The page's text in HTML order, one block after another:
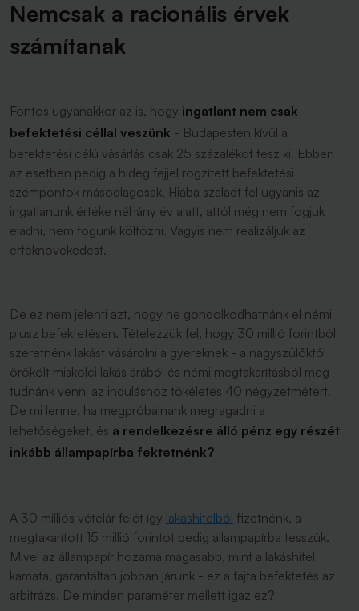
Nemcsak a racionális érvek
számítanak
Fontos ugyanakkor az is, hogy ingatlant nem csak
befektetési céllal veszünk - Budapesten kívül a
befektetési célú vásárlás csak 25 százalékot tesz ki. Ebben
az esetben pedig a hideg fejjel rögzített befektetési
szempontok másodlagosak. Hiába szaladt fel ugyanis az
ingatlanunk értéke néhány év alatt, attól még nem fogjuk
eladni, nem fogunk költözni. Vagyis nem realizáljuk az
értéknövekedést.
De ez nem jelenti azt, hogy ne gondolkodhatnánk el némi
plusz befektetésen. Tételezzük fel, hogy 30 millió forintból
szeretnénk lakást vásárolni a gyereknek - a nagyszülőktől
örökölt miskolci lakás árából és némi megtakarításból meg
tudnánk venni az induláshoz tökéletes 40 négyzetmétert.
De mi lenne, ha megpróbálnánk megragadni a
lehetőségeket, és a rendelkezésre álló pénz egy részét
inkább állampapírba fektetnénk?
A 30 milliós vételár felét így lakáshitelből fizetnénk, a
megtakarított 15 millió forintot pedig állampapírba tesszük.
Mivel az állampapír hozama magasabb, mint a lakáshitel
kamata, garantáltan jobban járunk - ez a fajta befektetés az
arbitrázs. De minden paraméter mellett igaz ez?